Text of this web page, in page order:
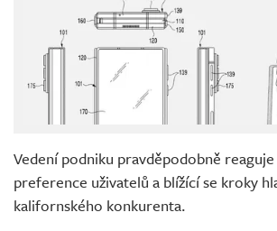
Vedení podniku pravděpodobně
preference uživatelů a blížící se kroky
kalifornského konkurenta.